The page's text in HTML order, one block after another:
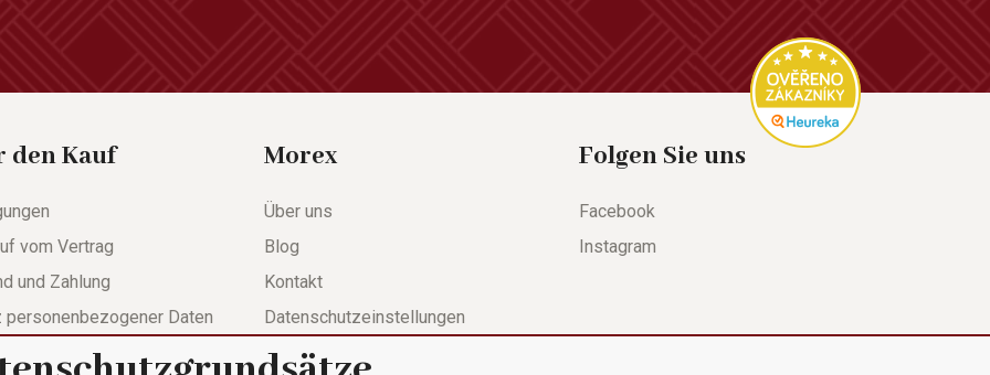
den Kauf
vom Vertrag
und Zahlung
personenbezogener Daten
Morex
Über uns
Blog
Kontakt
Datenschutzeinstellungen
Folgen Sie uns
Facebook
Instagram